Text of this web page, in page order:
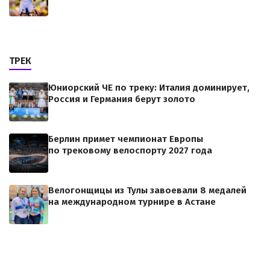
ТРЕК
Юниорский ЧЕ по треку: Италия доминирует,
Россия и Германия берут золото
Берлин примет чемпионат Европы
по трековому велоспорту 2027 года
Велогонщицы из Тулы завоевали 8 медалей
на международном турнире в Астане